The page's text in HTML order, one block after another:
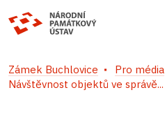
Zámek Buchlovice
Pro média
Návštěvnost objektů ve správě...